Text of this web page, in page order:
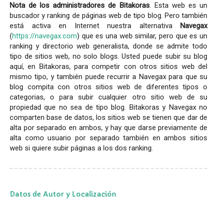
Nota de los administradores de Bitakoras. Esta web es un
buscador y ranking de páginas web de tipo blog. Pero también
está activa en Internet nuestra alternativa Navegax
(https://navegax.com) que es una web similar, pero que es un
ranking y directorio web generalista, donde se admite todo
tipo de sitios web, no solo blogs. Usted puede subir su blog
aquí, en Bitakoras, para competir con otros sitios web del
mismo tipo, y también puede recurrir a Navegax para que su
blog compita con otros sitios web de diferentes tipos o
categorias, o para subir cualquier otro sitio web de su
propiedad que no sea de tipo blog. Bitakoras y Navegax no
comparten base de datos, los sitios web se tienen que dar de
alta por separado en ambos, y hay que darse previamente de
alta como usuario por separado también en ambos sitios
web si quiere subir páginas a los dos ranking.
Datos de Autor y Localización